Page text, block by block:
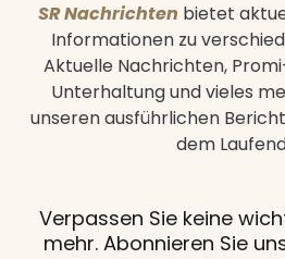
SR Nachrichten bietet
Informationen zu
Aktuelle Nachrichten,
Unterhaltung und vieles
unseren ausführlichen
dem
Verpassen Sie keine
mehr. Abonnieren Sie